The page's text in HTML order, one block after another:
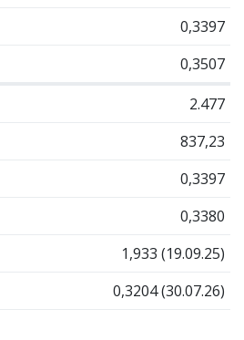
0,3397
0,3507
2.477
837,23
0,3397
0,3380
1,933 (19.09.25)
0,3204 (30.07.26)